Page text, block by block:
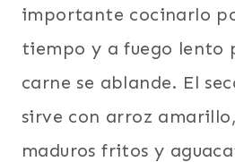
importante cocinarlo
tiempo y a fuego lento
carne se ablande. El
sirve con arroz
maduros fritos y